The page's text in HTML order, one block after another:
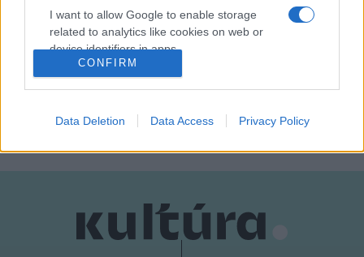
I want to allow Google to enable storage
related to analytics like cookies on web or
device identifiers in apps.
I want to allow Google to enable storage
related to personalization.
functionality and fraud prevention, and other
user protection.
CONFIRM
Data Deletion Data Access Privacy Policy
KECSKEMÉT